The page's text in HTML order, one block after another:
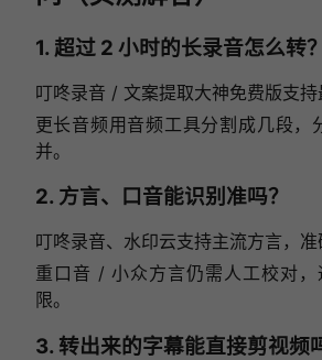
1. 超过 2 小时的长录音怎么转？
叮咚录音 / 文案提取大神免费版支持
更长音频用音频工具分割成几段，
并。
2. 方言、口音能识别准吗？
叮咚录音、水印云支持主流方言，准
重口音 / 小众方言仍需人工校对
限。
3. 转出来的字幕能直接剪视频